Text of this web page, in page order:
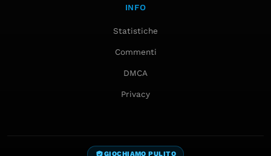
INFO
Statistiche
Commenti
DMCA
Privacy
GIOCHIAMO PULITO